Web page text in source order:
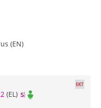
(EN)
(EL)